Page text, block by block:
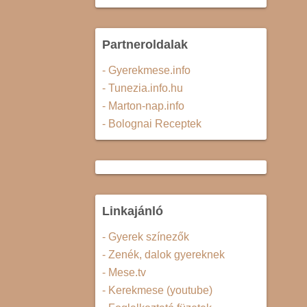
Partneroldalak
- Gyerekmese.info
- Tunezia.info.hu
- Marton-nap.info
- Bolognai Receptek
Linkajánló
- Gyerek színezők
- Zenék, dalok gyereknek
- Mese.tv
- Kerekmese (youtube)